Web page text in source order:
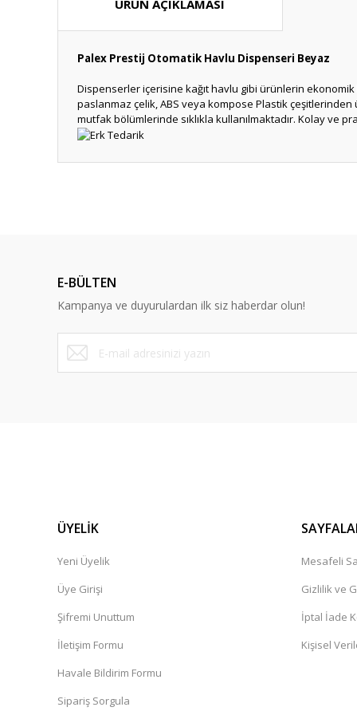
ÜRÜN AÇIKLAMASI
Palex Prestij Otomatik Havlu Dispenseri Beyaz
Dispenserler içerisine kağıt havlu gibi ürünlerin ekonomik
paslanmaz çelik, ABS veya kompose Plastik
mutfak bölümlerinde sıklıkla kullanılmaktadır. Kolay ve
Ürün bilgilerinde hatalar bulunuyor.
Ürün fiyatı diğer sitelerden daha pahalı.
Bu ürüne benzer farklı alternatifler olmalı.
E-BÜLTEN
Kampanya ve duyurulardan ilk siz haberdar olun!
ÜYELİK
Yeni Üyelik
Üye Girişi
Şifremi Unuttum
İletişim Formu
Havale Bildirim Formu
Sipariş Sorgula
Mesafeli
Gizlilik ve
İptal İade
Kişisel